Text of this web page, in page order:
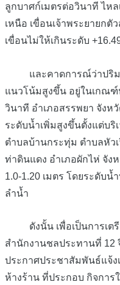
ลูกบาศก์เมตรต่อวินาที ไห
เหนือ เขื่อนเจ้าพระยายกตั
เขื่อนไม่ให้เกินระดับ
และคาดการณ์ว่าปริมา
แนวโน้มสูงขึ้น อยู่ในเกณฑ์
วินาที อำเภอสรรพยา จัง
ระดับน้ำเพิ่มสูงขึ้นตั้งแต่บริ
ตำบลบ้านกระทุ่ม ตำบลหัว
ท่าดินแดง อำเภอผักไห่ จั
1.0-1.20 เมตร โดยระดับน้
ลำน้ำ
ดังนั้น เพื่อเป็นการเตรี
สำนักงานชลประทานที่ 12
ประกาศประชาสัมพันธ์แจ้ง
ห้างร้าน ที่ประกอบ กิจการ